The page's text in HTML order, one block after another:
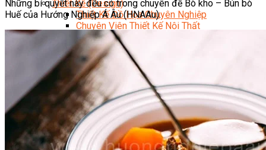
Thiết Kế (Design)
Thiết Kế Đồ Họa Chuyên Nghiệp
Chuyên Viên Thiết Kế Nội Thất
3D Game Art & Design
Mỹ Thuật Đa Phương Tiện
3D Animation
Mỹ Thuật Số – Digital Art
Motion Graphics Basic
Adobe Photoshop – Illustrator
Hội Họa Thiếu Nhi
Digital Art For Kids
Venus Academy
Sunny STEAM Academy
Những bí quyết này đều có trong chuyên đề Bò kho – Bún bò
Huế của Hướng Nghiệp Á Âu (HNAAu).